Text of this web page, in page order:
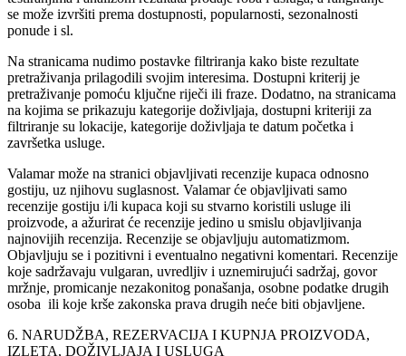
se može izvršiti prema dostupnosti, popularnosti, sezonalnosti
ponude i sl.
Na stranicama nudimo postavke filtriranja kako biste rezultate
pretraživanja prilagodili svojim interesima. Dostupni kriterij je
pretraživanje pomoću ključne riječi ili fraze. Dodatno, na stranicama
na kojima se prikazuju kategorije doživljaja, dostupni kriteriji za
filtriranje su lokacije, kategorije doživljaja te datum početka i
završetka usluge.
Valamar može na stranici objavljivati recenzije kupaca odnosno
gostiju, uz njihovu suglasnost. Valamar će objavljivati samo
recenzije gostiju i/li kupaca koji su stvarno koristili usluge ili
proizvode, a ažurirat će recenzije jedino u smislu objavljivanja
najnovijih recenzija. Recenzije se objavljuju automatizmom.
Objavljuju se i pozitivni i eventualno negativni komentari. Recenzije
koje sadržavaju vulgaran, uvredljiv i uznemirujući sadržaj, govor
mržnje, promicanje nezakonitog ponašanja, osobne podatke drugih
osoba ili koje krše zakonska prava drugih neće biti objavljene.
6. NARUDŽBA, REZERVACIJA I KUPNJA PROIZVODA,
IZLETA, DOŽIVLJAJA I USLUGA